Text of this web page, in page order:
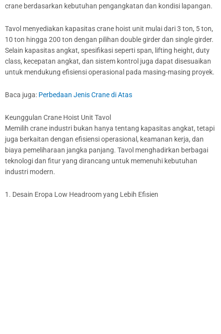
crane berdasarkan kebutuhan pengangkatan dan kondisi lapangan.
Tavol menyediakan kapasitas crane hoist unit mulai dari 3 ton, 5 ton,
10 ton hingga 200 ton dengan pilihan double girder dan single girder.
Selain kapasitas angkat, spesifikasi seperti span, lifting height, duty
class, kecepatan angkat, dan sistem kontrol juga dapat disesuaikan
untuk mendukung efisiensi operasional pada masing-masing proyek.
Baca juga: Perbedaan Jenis Crane di Atas
Keunggulan Crane Hoist Unit Tavol
Memilih crane industri bukan hanya tentang kapasitas angkat, tetapi
juga berkaitan dengan efisiensi operasional, keamanan kerja, dan
biaya pemeliharaan jangka panjang. Tavol menghadirkan berbagai
teknologi dan fitur yang dirancang untuk memenuhi kebutuhan
industri modern.
1. Desain Eropa Low Headroom yang Lebih Efisien